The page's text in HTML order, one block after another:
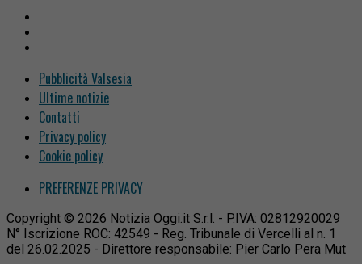
Pubblicità Valsesia
Ultime notizie
Contatti
Privacy policy
Cookie policy
PREFERENZE PRIVACY
Copyright © 2026 Notizia Oggi.it S.r.l. - P.IVA: 02812920029
N° Iscrizione ROC: 42549 - Reg. Tribunale di Vercelli al n. 1
del 26.02.2025 - Direttore responsabile: Pier Carlo Pera Mut